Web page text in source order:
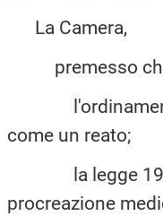
La Camera,
premesso
l'ordinamento
come un reato;
la legge 19
procreazione